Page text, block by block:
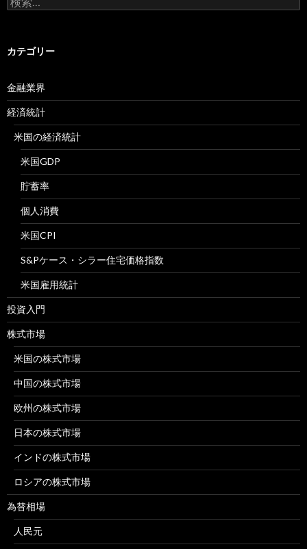
索:
カテゴリー
金融業界
経済統計
米国の経済統計
米国GDP
貯蓄率
個人消費
米国CPI
S&Pケース・シラー住宅価格指数
米国雇用統計
投資入門
株式市場
米国の株式市場
中国の株式市場
欧州の株式市場
日本の株式市場
インドの株式市場
ロシアの株式市場
為替相場
人民元